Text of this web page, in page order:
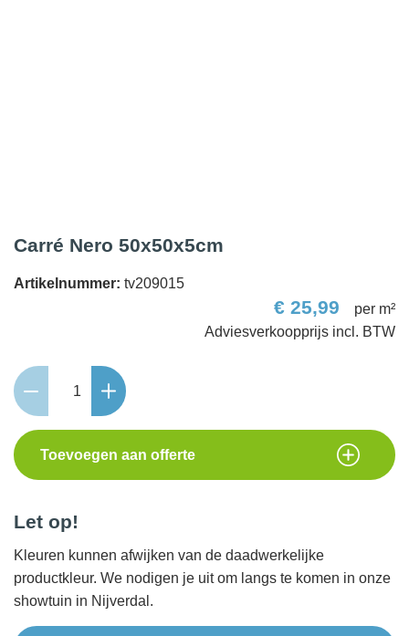
Carré Nero 50x50x5cm
Artikelnummer: tv209015
€ 25,99 per m²
Carré
Nero
aantal
Toevoegen aan offerte
Let op!
Kleuren kunnen afwijken van de daadwerkelijke
productkleur. We nodigen je uit om langs te komen in onze
showtuin in Nijverdal.